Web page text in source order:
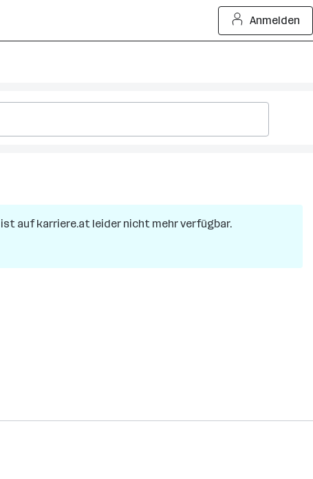
Anmelden
ist auf karriere.at leider nicht mehr verfügbar.